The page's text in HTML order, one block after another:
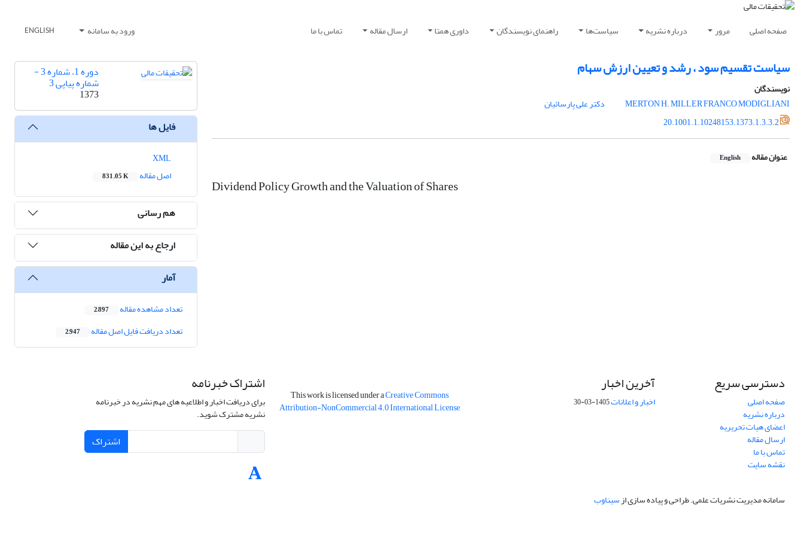
صفحه اصلی مرور درباره نشریه سیاست‌ها راهنمای نویسندگان داوری همتا ارسال مقاله تماس با ما ورود به سامانه ENGLISH
سیاست تقسیم سود ، رشد و تعیین ارزش سهام
نویسندگان
MERTON H. MILLERFRANCO MODIGLIANI
دکتر علی پارسائیان
20.1001.1.10248153.1373.1.3.3.2
عنوان مقاله English
Dividend Policy Growth and the Valuation of Shares
دوره 1، شماره 3 -
شماره پیاپی 3
1373
فایل ها
اصل مقاله
831.05 K
هم رسانی
ارجاع به این مقاله
آمار
تعداد مشاهده مقاله 2,897
تعداد دریافت فایل اصل مقاله 2,947
دسترسی سریع
صفحه اصلی
درباره نشریه
اعضای هیات تحریریه
ارسال مقاله
تماس با ما
نقشه سایت
آخرین اخبار
اخبار و اعلانات1405-03-30
This work is licensed under aCreative Commons
Attribution-NonCommercial 4.0 International License
اشتراک خبرنامه
برای دریافت اخبار و اطلاعیه های مهم نشریه در خبرنامه
نشریه مشترک شوید.
اشتراک
سامانه مدیریت نشریات علمی.طراحی و پیاده سازی ازسیناوب